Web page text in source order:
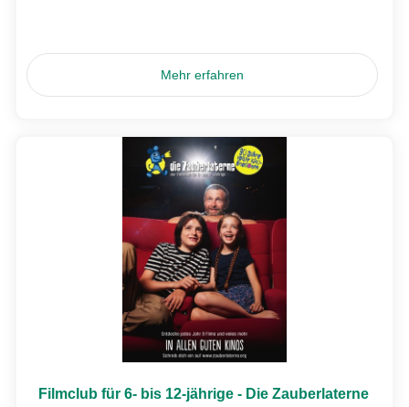
Mehr erfahren
Filmclub für 6- bis 12-jährige - Die Zauberlaterne